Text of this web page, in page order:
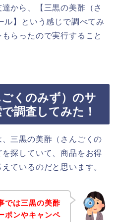
から、【三黒の美酢（さ
ル】という感じで調べてみ
らったので実行すること
くのみず）のサ
調査してみた！
三黒の美酢（さんごくの
探していて、商品をお得
ているのだと思います。
では三黒の美酢
ポンやキャンペ